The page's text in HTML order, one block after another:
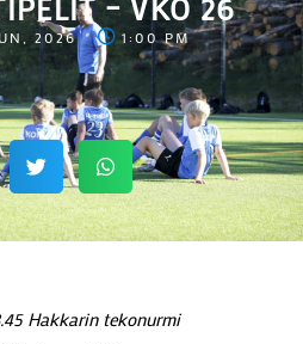
– VKO 26
2026 1:00 PM
Hakkarin tekonurmi